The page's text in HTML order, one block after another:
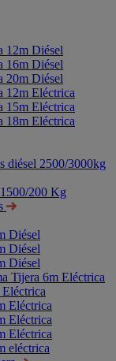
12m Diésel
16m Diésel
20m Diésel
12m Eléctrica
15m Eléctrica
18m Eléctrica
diésel 2500/3000kg
200 Kg
Diésel
Diésel
Diésel
Tijera 6m Eléctrica
Eléctrica
Eléctrica
Eléctrica
eléctrica